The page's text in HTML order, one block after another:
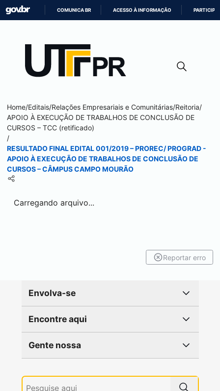
CONTEÚDO
COMUNICA BR ACESSO À INFORMAÇÃO PARTICIPE
Home/Editais/Relações Empresariais e Comunitárias/Reitoria/
APOIO À EXECUÇÃO DE TRABALHOS DE CONCLUSÃO DE
CURSOS – TCC (retificado)
/
RESULTADO FINAL EDITAL 001/2019 – PROREC/ PROGRAD -
APOIO À EXECUÇÃO DE TRABALHOS DE CONCLUSÃO DE
CURSOS – CÂMPUSCAMPO MOURÃO
Carregando arquivo...
Reportar erro
Envolva-se
Encontre aqui
Gente nossa